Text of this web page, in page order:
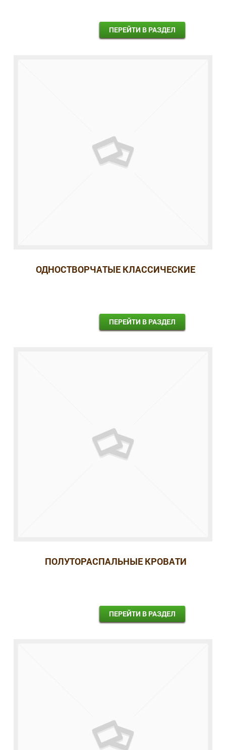
ПЕРЕЙТИ В РАЗДЕЛ
ОДНОСТВОРЧАТЫЕ КЛАССИЧЕСКИЕ
ПЕРЕЙТИ В РАЗДЕЛ
ПОЛУТОРАСПАЛЬНЫЕ КРОВАТИ
ПЕРЕЙТИ В РАЗДЕЛ